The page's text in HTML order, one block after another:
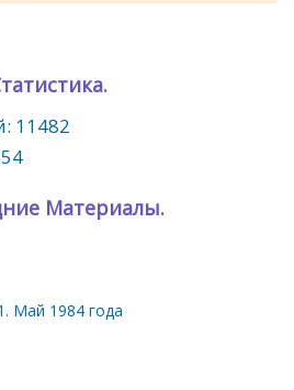
11482
Материалы.
Май 1984 года